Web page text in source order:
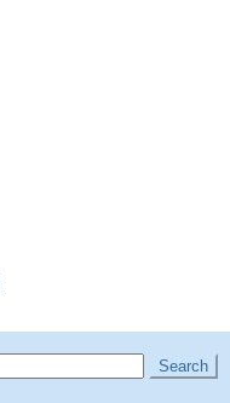
Search